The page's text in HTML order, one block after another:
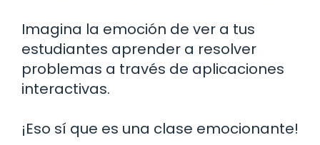
Imagina la emoción de ver a tus
estudiantes aprender a resolver
problemas a través de aplicaciones
interactivas.
¡Eso sí que es una clase emocionante!